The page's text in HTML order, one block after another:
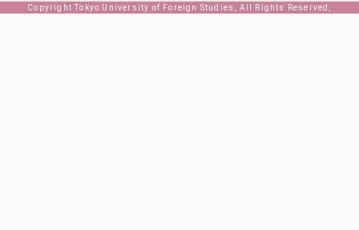
Copyright Tokyo University of Foreign Studies, All Rights Reserved,